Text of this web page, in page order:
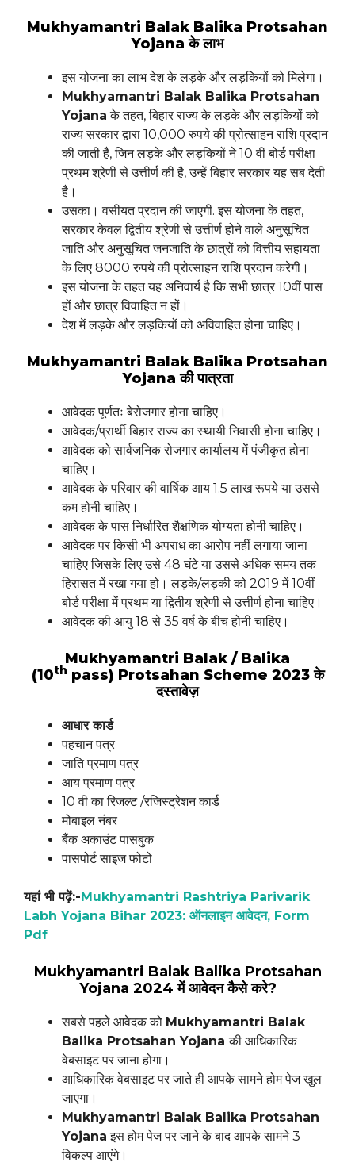
Mukhyamantri Balak Balika Protsahan
Yojana के लाभ
इस योजना का लाभ देश के लड़के और लड़कियों को मिलेगा।
Mukhyamantri Balak Balika Protsahan
Yojana के तहत, बिहार राज्य के लड़के और लड़कियों को
राज्य सरकार द्वारा 10,000 रुपये की प्रोत्साहन राशि प्रदान
की जाती है, जिन लड़के और लड़कियों ने 10 वीं बोर्ड परीक्षा
प्रथम श्रेणी से उत्तीर्ण की है, उन्हें बिहार सरकार यह सब देती
है।
उसका। वसीयत प्रदान की जाएगी. इस योजना के तहत,
सरकार केवल द्वितीय श्रेणी से उत्तीर्ण होने वाले अनुसूचित
जाति और अनुसूचित जनजाति के छात्रों को वित्तीय सहायता
के लिए 8000 रुपये की प्रोत्साहन राशि प्रदान करेगी।
इस योजना के तहत यह अनिवार्य है कि सभी छात्र 10वीं पास
हों और छात्र विवाहित न हों।
देश में लड़के और लड़कियों को अविवाहित होना चाहिए।
Mukhyamantri Balak Balika Protsahan
Yojana की पात्रता
आवेदक पूर्णतः बेरोजगार होना चाहिए।
आवेदक/प्रार्थी बिहार राज्य का स्थायी निवासी होना चाहिए।
आवेदक को सार्वजनिक रोजगार कार्यालय में पंजीकृत होना
चाहिए।
आवेदक के परिवार की वार्षिक आय 1.5 लाख रूपये या उससे
कम होनी चाहिए।
आवेदक के पास निर्धारित शैक्षणिक योग्यता होनी चाहिए।
आवेदक पर किसी भी अपराध का आरोप नहीं लगाया जाना
चाहिए जिसके लिए उसे 48 घंटे या उससे अधिक समय तक
हिरासत में रखा गया हो। लड़के/लड़की को 2019 में 10वीं
बोर्ड परीक्षा में प्रथम या द्वितीय श्रेणी से उत्तीर्ण होना चाहिए।
आवेदक की आयु 18 से 35 वर्ष के बीच होनी चाहिए।
Mukhyamantri Balak / Balika
(10th pass) Protsahan Scheme 2023 के
दस्तावेज़
आधार कार्ड
पहचान पत्र
जाति प्रमाण पत्र
आय प्रमाण पत्र
10 वी का रिजल्ट /रजिस्ट्रेशन कार्ड
मोबाइल नंबर
बैंक अकाउंट पासबुक
पासपोर्ट साइज फोटो
यहां भी पढ़ें:- Mukhyamantri Rashtriya Parivarik
Labh Yojana Bihar 2023: ऑनलाइन आवेदन, Form
Pdf
Mukhyamantri Balak Balika Protsahan
Yojana 2024 में आवेदन कैसे करे?
सबसे पहले आवेदक को Mukhyamantri Balak
Balika Protsahan Yojanaकी आधिकारिक
वेबसाइट पर जाना होगा।
आधिकारिक वेबसाइट पर जाते ही आपके सामने होम पेज खुल
जाएगा।
Mukhyamantri Balak Balika Protsahan
Yojana इस होम पेज पर जाने के बाद आपके सामने 3
विकल्प आएंगे।